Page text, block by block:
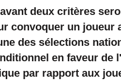
deux critères
convoquer un joueur
des sélections
en faveur de
par rapport aux